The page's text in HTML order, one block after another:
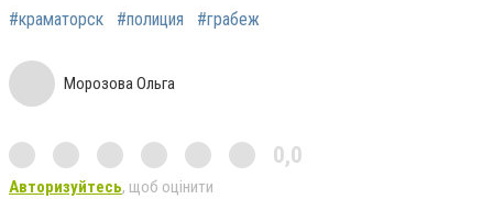
#краматорск #полиция #грабеж
Морозова Ольга
0,0
Авторизуйтесь, щоб оцінити